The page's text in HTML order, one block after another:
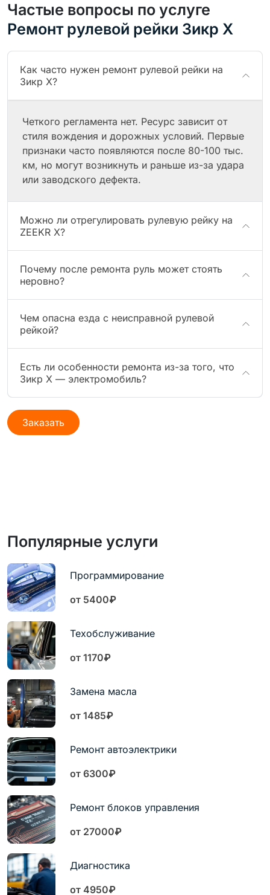
Частые вопросы по услуге
Ремонт рулевой рейки Зикр X
Как часто нужен ремонт рулевой рейки на
Зикр X?
Четкого регламента нет. Ресурс зависит от
стиля вождения и дорожных условий. Первые
признаки часто появляются после 80-100 тыс.
км, но могут возникнуть и раньше из-за удара
или заводского дефекта.
Можно ли отрегулировать рулевую рейку на
ZEEKR X?
Почему после ремонта руль может стоять
неровно?
Чем опасна езда с неисправной рулевой
рейкой?
Есть ли особенности ремонта из-за того, что
Зикр X — электромобиль?
Заказать
Популярные услуги
Программирование
от 5400₽
Техобслуживание
от 1170₽
Замена масла
от 1485₽
Ремонт автоэлектрики
от 6300₽
Ремонт блоков управления
от 27000₽
Диагностика
от 4950₽